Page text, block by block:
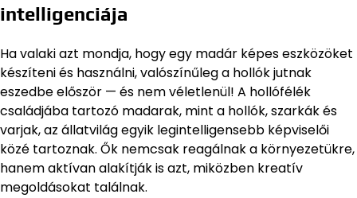
intelligenciája
Ha valaki azt mondja, hogy egy madár képes eszközöket
készíteni és használni, valószínűleg a hollók jutnak
eszedbe először — és nem véletlenül! A hollófélék
családjába tartozó madarak, mint a hollók, szarkák és
varjak, az állatvilág egyik legintelligensebb képviselői
közé tartoznak. Ők nemcsak reagálnak a környezetükre,
hanem aktívan alakítják is azt, miközben kreatív
megoldásokat találnak.